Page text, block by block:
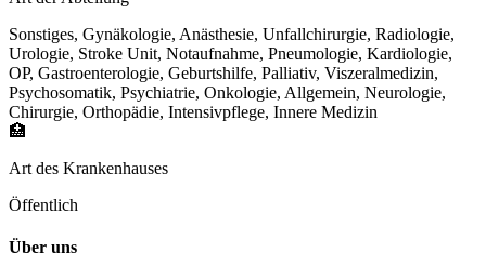
Sonstiges, Gynäkologie, Anästhesie, Unfallchirurgie, Radiologie,
Urologie, Stroke Unit, Notaufnahme, Pneumologie, Kardiologie,
OP, Gastroenterologie, Geburtshilfe, Palliativ, Viszeralmedizin,
Psychosomatik, Psychiatrie, Onkologie, Allgemein, Neurologie,
Chirurgie, Orthopädie, Intensivpflege, Innere Medizin
🏥
Art des Krankenhauses
Öffentlich
Über uns